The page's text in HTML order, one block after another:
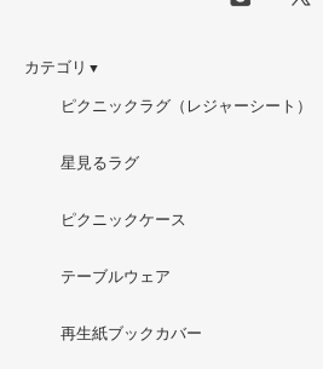
カテゴリ ▼
ピクニックラグ（レジャーシート）
星見るラグ
ピクニックケース
テーブルウェア
再生紙ブックカバー